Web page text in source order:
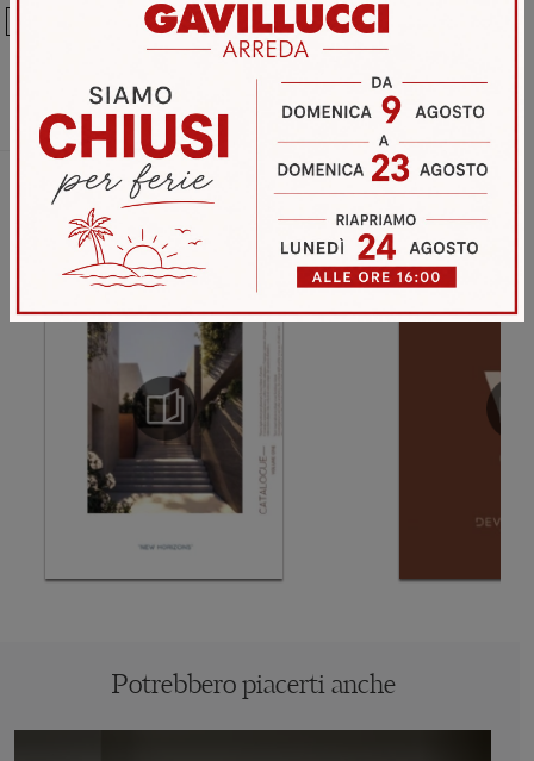
Sfoglia i cataloghi
Ho preso visione dellaPrivacy Policy
Potrebbero piacerti anche